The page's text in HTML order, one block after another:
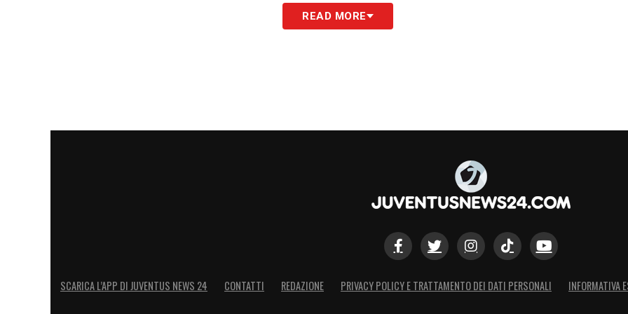
LA PLAYLIST DELLE NOSTRE TOP NEWSREAD MORE
SCARICA L’APP DI JUVENTUS NEWS 24 CONTATTI REDAZIONE PRIVACY POLICY E TRATTAMENTO DEI DATI PERSONALI INFORMATIVA